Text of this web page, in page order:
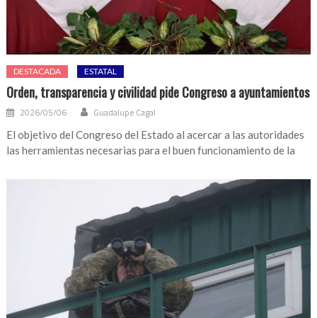
DESTACADA ESTATAL
Orden, transparencia y civilidad pide Congreso a ayuntamientos
2026/05/06 Guadalupe Cagal
El objetivo del Congreso del Estado al acercar a las autoridades
las herramientas necesarias para el buen funcionamiento de la